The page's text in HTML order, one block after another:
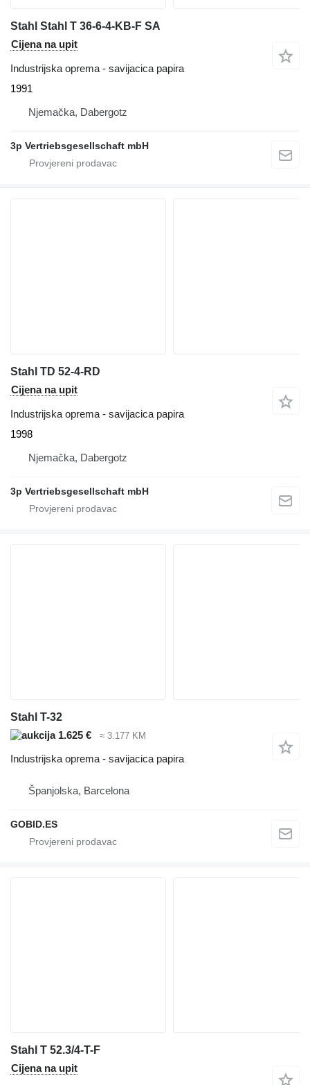
Stahl Stahl T 36-6-4-KB-F SA
Cijena na upit
Industrijska oprema - savijacica papira
1991
Njemačka, Dabergotz
3p Vertriebsgesellschaft mbH
Stahl TD 52-4-RD
Cijena na upit
Industrijska oprema - savijacica papira
1998
Njemačka, Dabergotz
3p Vertriebsgesellschaft mbH
Stahl T-32
1.625 €
≈ 3.177 KM
Industrijska oprema - savijacica papira
Španjolska, Barcelona
GOBID.ES
Stahl T 52.3/4-T-F
Cijena na upit